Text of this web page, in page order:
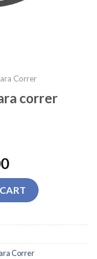
Correr
correr
quantity
Correr